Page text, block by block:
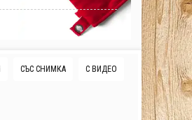
СЪС СНИМКА С ВИДЕО